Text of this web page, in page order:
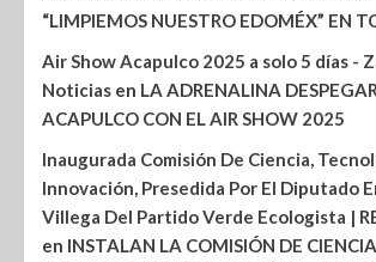
“LIMPIEMOS NUESTRO EDOMÉX” EN
Air Show Acapulco 2025 a solo 5 días -
Noticias en LA ADRENALINA
ACAPULCO CON EL AIR SHOW 2025
Inaugurada Comisión De Ciencia,
Innovación, Presedida Por El Diputado
Villega Del Partido Verde Ecologista |
en INSTALAN LA COMISIÓN DE